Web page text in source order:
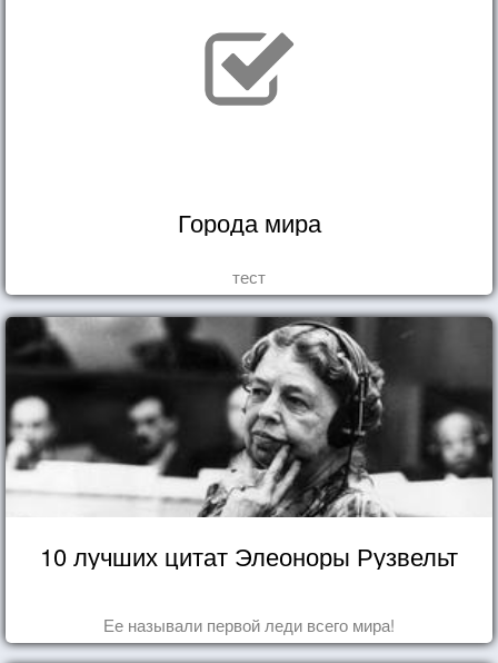
Города мира
тест
10 лучших цитат Элеоноры Рузвельт
Ее называли первой леди всего мира!